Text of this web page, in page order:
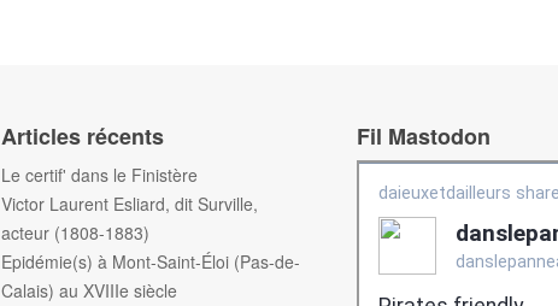
Articles récents
Le certif' dans le Finistère
Victor Laurent Esliard, dit Surville,
acteur (1808-1883)
Epidémie(s) à Mont-Saint-Éloi (Pas-de-
Calais) au XVIIIe siècle
Fil Mastodon